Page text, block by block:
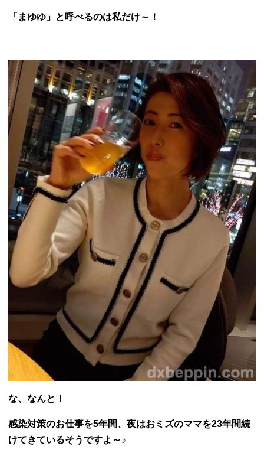
「まゆゆ」と呼べるのは私だけ～！
な、なんと！
感染対策のお仕事を5年間、夜はおミズのママを23年間続
けてきているそうですよ～♪